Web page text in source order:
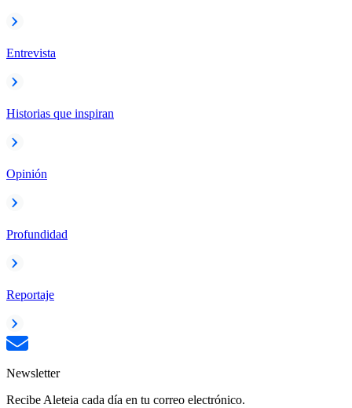
Entrevista
Historias que inspiran
Opinión
Profundidad
Reportaje
Newsletter
Recibe Aleteia cada día en tu correo electrónico.